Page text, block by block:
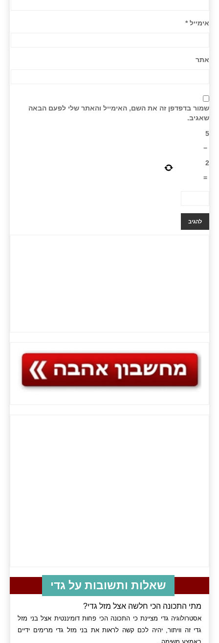
אימייל*
אתר
שמור בדפדפן זה את השם, האימייל והאתר שלי לפעם הבאה
שאגיב.
5
−
2
=
שאלות ותשובות על גדי
מתי התכונה הכי חלשה אצל מזל גדי?
אסטרולוגיה גדי מציינת כי התכונה הכי פחות דומיננטית אצל בני מזל
גדי זה וויתור, יהיה לכם קשה לראות את בני מזל גדי מרימים ידיים